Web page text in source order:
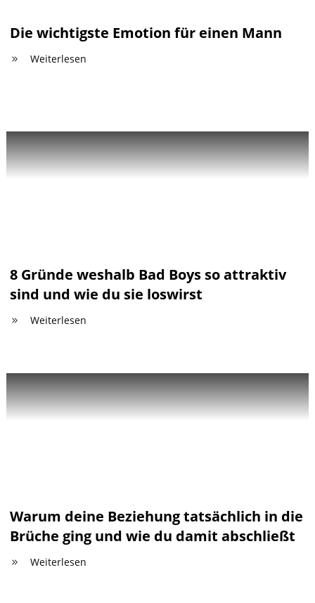
Die wichtigste Emotion für einen Mann
Weiterlesen
8 Gründe weshalb Bad Boys so attraktiv
sind und wie du sie loswirst
Weiterlesen
Warum deine Beziehung tatsächlich in die
Brüche ging und wie du damit abschließt
Weiterlesen